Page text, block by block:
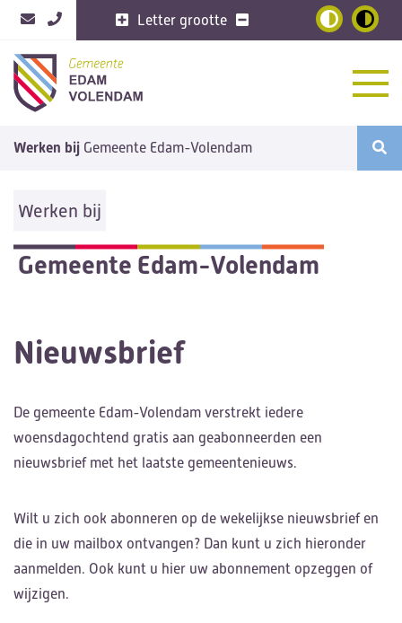
Letter grootte
Opdrachten
Arbeidsvoorwaarden
Sollicitatieprocedure
Werken bij Gemeente Edam-Volendam
Werken bij
Gemeente Edam-Volendam
Nieuwsbrief
De gemeente Edam-Volendam verstrekt iedere
woensdagochtend gratis aan geabonneerden een
nieuwsbrief met het laatste gemeentenieuws.
Wilt u zich ook abonneren op de wekelijkse nieuwsbrief en
die in uw mailbox ontvangen? Dan kunt u zich hieronder
aanmelden. Ook kunt u hier uw abonnement opzeggen of
wijzigen.